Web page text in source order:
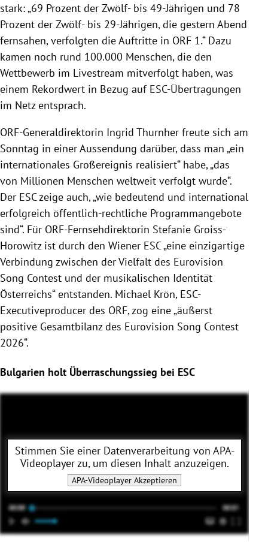
stark: „69 Prozent der Zwölf- bis 49-Jährigen und 78
Prozent der Zwölf- bis 29-Jährigen, die gestern Abend
fernsahen, verfolgten die Auftritte in ORF 1.“ Dazu
kamen noch rund 100.000 Menschen, die den
Wettbewerb im Livestream mitverfolgt haben, was
einem Rekordwert in Bezug auf ESC-Übertragungen
im Netz entsprach.
ORF-Generaldirektorin Ingrid Thurnher freute sich am
Sonntag in einer Aussendung darüber, dass man „ein
internationales Großereignis realisiert“ habe, „das
von Millionen Menschen weltweit verfolgt wurde“.
Der ESC zeige auch, „wie bedeutend und international
erfolgreich öffentlich-rechtliche Programmangebote
sind“. Für ORF-Fernsehdirektorin Stefanie Groiss-
Horowitz ist durch den Wiener ESC „eine einzigartige
Verbindung zwischen der Vielfalt des Eurovision
Song Contest und der musikalischen Identität
Österreichs“ entstanden. Michael Krön, ESC-
Executiveproducer des ORF, zog eine „äußerst
positive Gesamtbilanz des Eurovision Song Contest
2026“.
Bulgarien holt Überraschungssieg bei ESC
Stimmen Sie einer Datenverarbeitung von APA-
Videoplayerzu, um diesen Inhalt anzuzeigen.
APA-Videoplayer Akzeptieren